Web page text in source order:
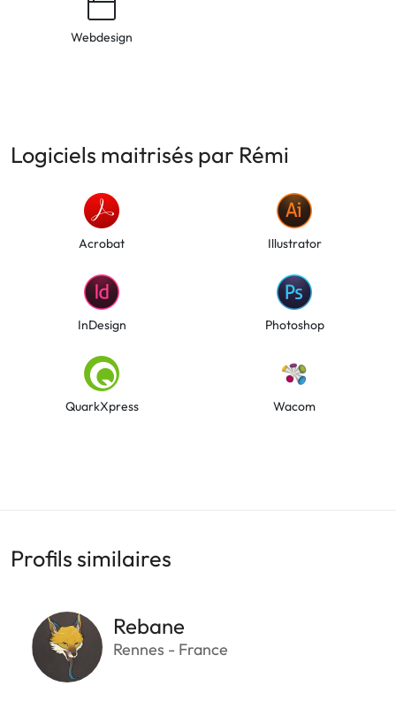
Webdesign
Logiciels maitrisés par Rémi
Acrobat Illustrator
InDesign Photoshop
QuarkXpress Wacom
Profils similaires
Rebane
Rennes - France